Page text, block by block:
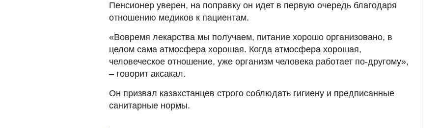
Пенсионер уверен, на поправку он идет в первую очередь благодаря
отношению медиков к пациентам.
«Вовремя лекарства мы получаем, питание хорошо организовано, в
целом сама атмосфера хорошая. Когда атмосфера хорошая,
человеческое отношение, уже организм человека работает по-другому»,
– говорит аксакал.
Он призвал казахстанцев строго соблюдать гигиену и предписанные
санитарные нормы.